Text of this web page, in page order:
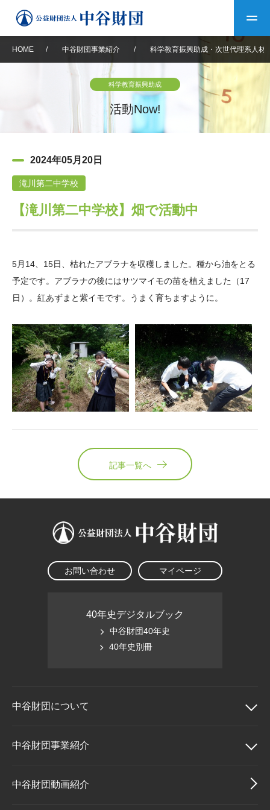
中谷財団について
設立趣意書
沿革 40年史デジタルブック
役員・評議員 公開情報
中谷財団事業紹介
神戸賞 長期大型研究助成
大学院生奨学金
国際学生交流プログラ
ム
科学教育振興助成・
次世代理系人材育成プ
ログラム助成
その他情報
基本方針
アクセス よくあるご質問
サイトマップ 中谷財団アーカイブ
HOME / 中谷財団事業紹介 / 科学教育振興助成・次世代理系人材
科学教育振興助成
活動Now!
2024年05月20日
滝川第二中学校
【滝川第二中学校】畑で活動中
5月 14 15日、枯れたアブラナを収穫しました。種から油をとる
予定です。アブラナの後にはサツマイモの苗を植えました（17
日）。紅あずまと紫イモです。うまく育ちますように。
記事一覧へ
お問い合わせ マイページ
40年史デジタルブック
中谷財団40年史
40年史別冊
中谷財団について
中谷財団について
理事長挨拶
中谷財団事業紹介
中谷財団事業紹介
中谷財団動画紹介